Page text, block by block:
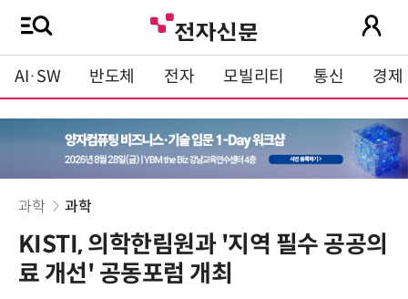
AI·SW 반도체 전자 모빌리티 통신 경제
과학 과학
KISTI, 의학한림원과 '지역 필수 공공의
료 개선' 공동포럼 개최